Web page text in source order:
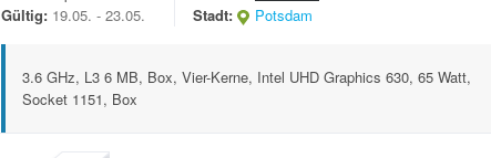
Gültig: 19.05. - 23.05.
Stadt:
Potsdam
3.6 GHz, L3 6 MB, Box, Vier-Kerne, Intel UHD Graphics 630, 65 Watt,
Socket 1151, Box